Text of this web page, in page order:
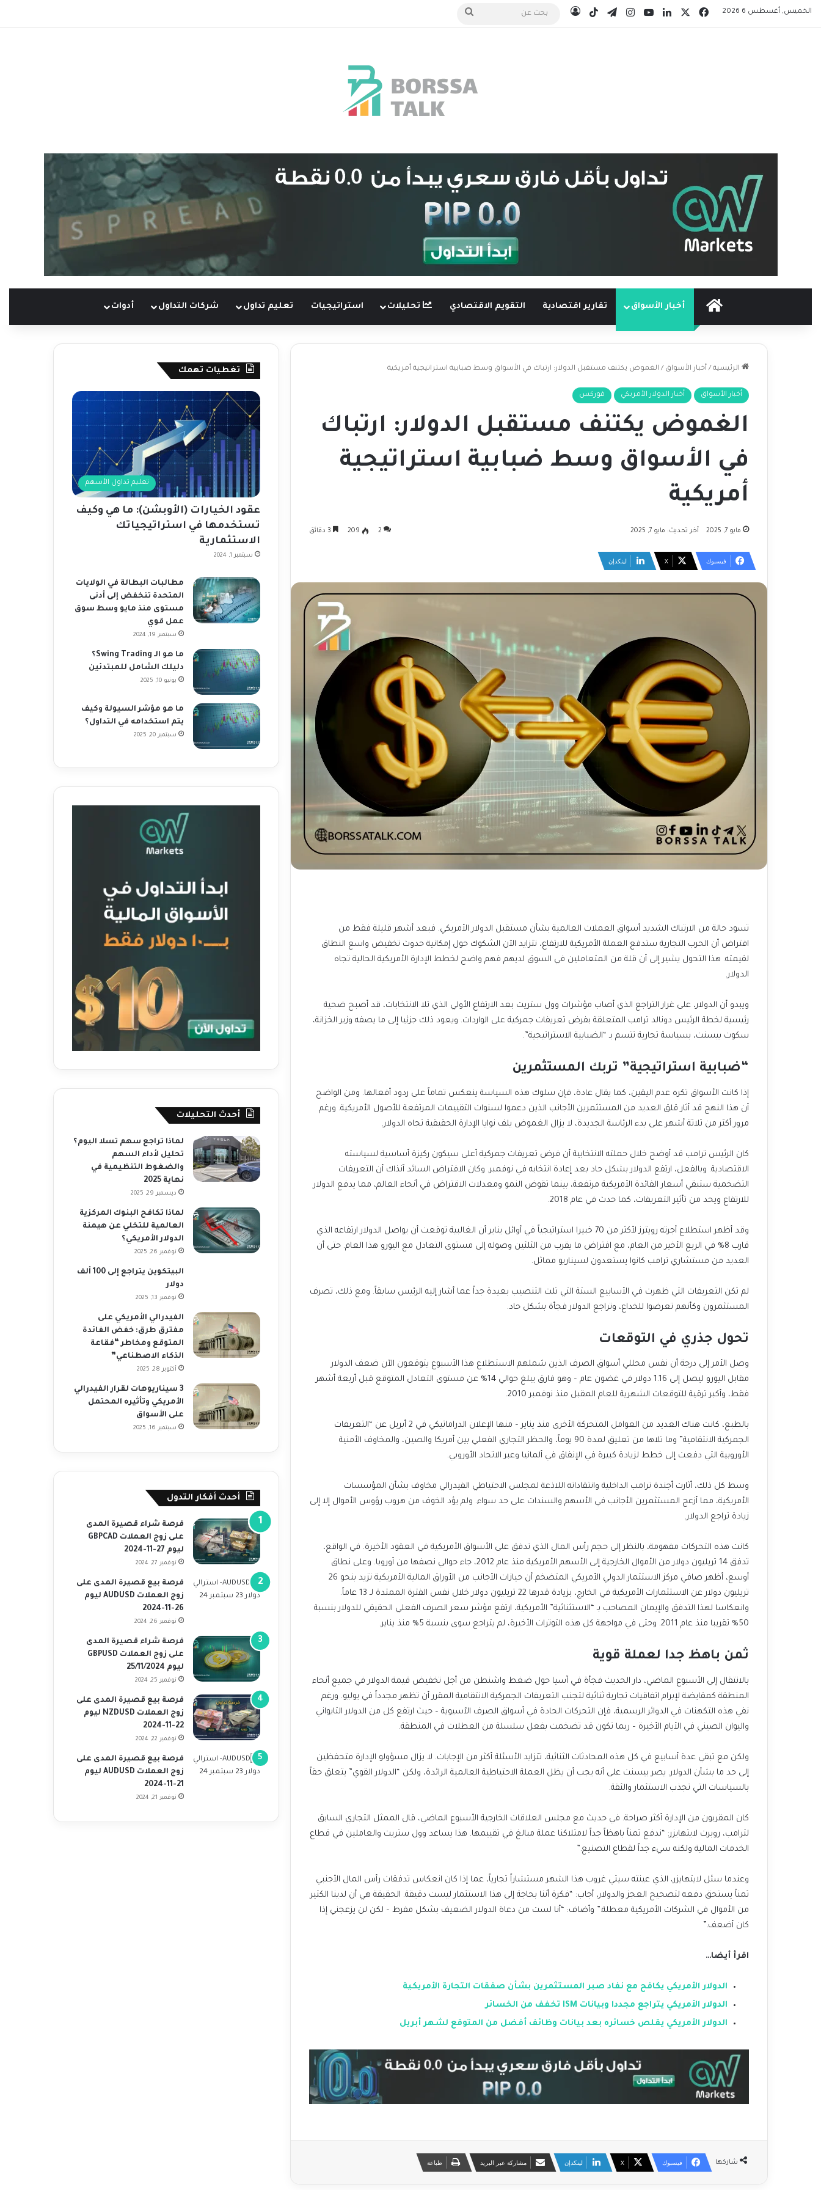
الخميس, أغسطس 6 2026 فيسبوك لينكدإن‫YouTubeانستقرامتيلقرام‫TikTokتسجيل الدخول
الرئيسيةأخبار الأسواق تقارير اقتصادية التقويم الاقتصادي تحليلات استراتيجيات تعليم تداول شركات التداول أدوات
الرئيسية / أخبار الأسواق / الغموض يكتنف مستقبل الدولار: ارتباك في الأسواق وسط ضبابية استراتيجية أمريكية
أخبار الأسواق أخبار الدولار الأمريكي فوركس
الغموض يكتنف مستقبل الدولار: ارتباك
في الأسواق وسط ضبابية استراتيجية
أمريكية
مايو 7, 2025 آخر تحديث: مايو 7, 2025 2
209
فيسبوك ‫X لينكدإن
تسود حالة من الارتباك الشديد أسواق العملات العالمية بشأن مستقبل الدولار الأمريكي. فبعد أشهر قليلة فقط من
افتراض أن الحرب التجارية ستدفع العملة الأمريكية للارتفاع، تتزايد الآن الشكوك حول إمكانية حدوث تخفيض واسع النطاق
لقيمته. هذا التحول يشير إلى أن قلة من المتعاملين في السوق لديهم فهم واضح لخطط الإدارة الأمريكية الحالية تجاه
الدولار.
ويبدو أن الدولار، على غرار التراجع الذي أصاب مؤشرات وول ستريت بعد الارتفاع الأولي الذي تلا الانتخابات، قد أصبح ضحية
رئيسية لخطة الرئيس دونالد ترامب المتعلقة بفرض تعريفات جمركية على الواردات. ويعود ذلك جزئيا إلى ما يصفه وزير الخزانة،
سكوت بيسنت، بسياسة تجارية تتسم بـ “الضبابية الاستراتيجية”.
“ضبابية استراتيجية” تربك المستثمرين
إذا كانت الأسواق تكره عدم اليقين، كما يقال عادة، فإن سلوك هذه السياسة ينعكس تماماً على ردود أفعالها. ومن الواضح
أن هذا النهج قد أثار قلق العديد من المستثمرين الأجانب الذين دعموا لسنوات التقييمات المرتفعة للأصول الأمريكية. ورغم
مرور أكثر من ثلاثة أشهر على بدء الرئاسة الجديدة، لا يزال الغموض يلف نوايا الإدارة الحقيقية تجاه الدولار.
كان الرئيس ترامب قد أوضح خلال حملته الانتخابية أن فرض تعريفات جمركية أعلى سيكون ركيزة أساسية لسياسته
الاقتصادية. وبالفعل، ارتفع الدولار بشكل حاد بعد إعادة انتخابه في نوفمبر. وكان الافتراض السائد آنذاك أن التعريفات
التضخمية ستبقي أسعار الفائدة الأمريكية مرتفعة، بينما تقوض النمو ومعدلات الاقتراض في أنحاء العالم، مما يدفع الدولار
للارتفاع ويحد من تأثير التعريفات، كما حدث في عام 2018.
وقد أظهر استطلاع أجرته رويترز لأكثر من 70 خبيرا استراتيجياً في أوائل يناير أن الغالبية توقعت أن يواصل الدولار ارتفاعه الذي
قارب 8% في الربع الأخير من العام، مع افتراض ما يقرب من الثلثين وصوله إلى مستوى التعادل مع اليورو هذا العام. حتى أن
العديد من مستشاري ترامب كانوا يستعدون لسيناريو مماثل.
لم تكن التعريفات التي ظهرت في الأسابيع الستة التي تلت التنصيب بعيدة جداً عما أشار إليه الرئيس سابقاً. ومع ذلك، تصرف
المستثمرون وكأنهم تعرضوا للخداع، وتراجع الدولار فجأة بشكل حاد.
تحول جذري في التوقعات
وصل الأمر إلى درجة أن نفس محللي أسواق الصرف الذين شملهم الاستطلاع هذا الأسبوع يتوقعون الآن ضعف الدولار
مقابل اليورو ليصل إلى 1.16 دولار في غضون عام – وهو فارق يبلغ حوالي 14% عن مستوى التعادل المتوقع قبل أربعة أشهر
فقط، وأكبر ترقية للتوقعات الشهرية للعام المقبل منذ نوفمبر 2010.
بالطبع، كانت هناك العديد من العوامل المتحركة الأخرى منذ يناير – منها الإعلان الدراماتيكي في 2 أبريل عن “التعريفات
الجمركية الانتقامية” وما تلاها من تعليق لمدة 90 يوماً، والحظر التجاري الفعلي بين أمريكا والصين، والمخاوف الأمنية
الأوروبية التي دفعت إلى خطط لزيادة كبيرة في الإنفاق في ألمانيا وعبر الاتحاد الأوروبي.
وسط كل ذلك، أثارت أجندة ترامب الداخلية وانتقاداته اللاذعة لمجلس الاحتياطي الفيدرالي مخاوف بشأن المؤسسات
الأمريكية، مما أزعج المستثمرين الأجانب في الأسهم والسندات على حد سواء. ولم يؤد الخوف من هروب رؤوس الأموال إلا إلى
زيادة تراجع الدولار.
كانت هذه التحركات مفهومة، بالنظر إلى حجم رأس المال الذي تدفق على الأسواق الأمريكية في العقود الأخيرة. في الواقع،
تدفق 14 تريليون دولار من الأموال الخارجية إلى الأسهم الأمريكية منذ عام 2012، جاء حوالي نصفها من أوروبا. وعلى نطاق
أوسع، أظهر صافي مركز الاستثمار الدولي الأمريكي المتضخم أن حيازات الأجانب من الأوراق المالية الأمريكية تزيد بنحو 26
تريليون دولار عن الاستثمارات الأمريكية في الخارج، بزيادة قدرها 22 تريليون دولار خلال نفس الفترة الممتدة لـ 13 عاماً.
وانعكاسا لهذا التدفق والإيمان المصاحب بـ “الاستثنائية” الأمريكية، ارتفع مؤشر سعر الصرف الفعلي الحقيقي للدولار بنسبة
50% تقريبا منذ عام 2011. وحتى في مواجهة كل هذه التوترات الأخيرة، لم يتراجع سوى بنسبة 5% منذ يناير.
ثمن باهظ جدا لعملة قوية
بالانتقال إلى الأسبوع الماضي، دار الحديث فجأة في آسيا حول ضغط واشنطن من أجل تخفيض قيمة الدولار في جميع أنحاء
المنطقة كمقايضة لإبرام اتفاقيات تجارية ثنائية لتجنب التعريفات الجمركية الانتقامية المقرر أن تظهر مجدداً في يوليو. ورغم
نفي هذه التكهنات في الدوائر الرسمية، فإن التحركات الحادة في أسواق الصرف الآسيوية – حيث ارتفع كل من الدولار التايواني
واليوان الصيني في الأيام الأخيرة – ربما تكون قد تضخمت بفعل سلسلة من العطلات في المنطقة.
ولكن مع تبقي عدة أسابيع في كل هذه المحادثات الثنائية، تتزايد الأسئلة أكثر من الإجابات. لا يزال مسؤولو الإدارة متحفظين
إلى حد ما بشأن الدولار. يصر بيسنت على أنه يجب أن يظل العملة الاحتياطية العالمية الرائدة، ولكن “الدولار القوي” يتعلق حقاً
بالسياسات التي تجذب الاستثمار والثقة.
كان المقربون من الإدارة أكثر صراحة. في حديث مع مجلس العلاقات الخارجية الأسبوع الماضي، قال الممثل التجاري السابق
لترامب، روبرت لايتهايزر: “ندفع ثمناً باهظاً جداً لامتلاكنا عملة مبالغ في تقييمها. هذا يساعد وول ستريت والعاملين في قطاع
الخدمات المالية ولكنه سيء جداً لقطاع التصنيع.”
وعندما سئل لايتهايزر، الذي عينته سيتي غروب هذا الشهر مستشاراً تجارياً، عما إذا كان انعكاس تدفقات رأس المال الأجنبي
ثمناً يستحق دفعه لتصحيح العجز والدولار، أجاب: “فكرة أننا بحاجة إلى هذا الاستثمار ليست دقيقة. الحقيقة هي أن لدينا الكثير
من الأموال في الشركات الأمريكية معطلة.” وأضاف: “أنا لست من دعاة الدولار الضعيف بشكل مفرط – لكن لن يزعجني إذا
كان أضعف.”
اقرأ أيضا…
الدولار الأمريكي يكافح مع نفاد صبر المستثمرين بشأن صفقات التجارة الأمريكية
الدولار الأمريكي يتراجع مجددا وبيانات ISM تخفف من الخسائر
الدولار الأمريكي يقلص خسائره بعد بيانات وظائف أفضل من المتوقع لشهر أبريل
شاركها فيسبوك ‫X لينكدإن مشاركة عبر البريد طباعة
تغطيات تهمك
تعليم تداول الأسهم
عقود الخيارات (الأوبشن): ما هي وكيف
تستخدمها في استراتيجياتك
الاستثمارية
سبتمبر 1, 2024
مطالبات البطالة في الولايات
المتحدة تنخفض إلى أدنى
مستوى منذ مايو وسط سوق
عمل قوي
سبتمبر 19, 2024
ما هو الـ Swing Trading؟
دليلك الشامل للمبتدئين
يونيو 10, 2025
ما هو مؤشر السيولة وكيف
يتم استخدامه في التداول؟
سبتمبر 20, 2025
أحدث التحليلات
لماذا تراجع سهم تسلا اليوم؟
تحليل لأداء السهم
والضغوط التنظيمية في
نهاية 2025
ديسمبر 29, 2025
لماذا تكافح البنوك المركزية
العالمية للتخلي عن هيمنة
الدولار الأمريكي؟
نوفمبر 26, 2025
البيتكوين يتراجع إلى 100 ألف
دولار
نوفمبر 13, 2025
الفيدرالي الأمريكي على
مفترق طرق: خفض الفائدة
المتوقع ومخاطر “فقاعة
الذكاء الاصطناعي”
أكتوبر 28, 2025
3 سيناريوهات لقرار الفيدرالي
الأمريكي وتأثيره المحتمل
على الأسواق
سبتمبر 16, 2025
أحدث أفكار التدول
فرصة شراء قصيرة المدى
على زوج العملات GBPCAD
ليوم 27-11-2024
نوفمبر 27, 2024
فرصة بيع قصيرة المدى على
زوج العملات AUDUSD ليوم
26-11-2024
نوفمبر 26, 2024
فرصة شراء قصيرة المدى
على زوج العملات GBPUSD
ليوم 25/11/2024
نوفمبر 25, 2024
فرصة بيع قصيرة المدى على
زوج العملات NZDUSD ليوم
22-11-2024
نوفمبر 22, 2024
فرصة بيع قصيرة المدى على
زوج العملات AUDUSD ليوم
21-11-2024
نوفمبر 21, 2024